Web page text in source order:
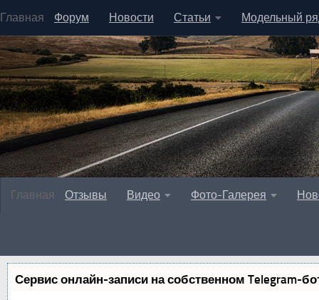
Главная Форум Новости Статьи Модельный
Главная Отзывы Видео Фото-Галерея
Сервис онлайн-записи на собственном Telegram-